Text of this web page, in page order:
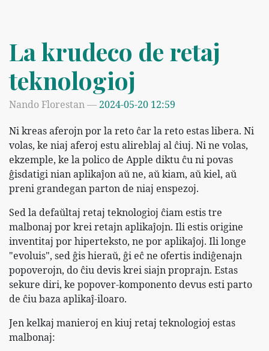
La krudeco de retaj
teknologioj
Nando Florestan
2024-05-20 12:59
Ni kreas aferojn por la reto ĉar la reto estas libera. Ni
volas, ke niaj aferoj estu alireblaj al ĉiuj. Ni ne volas,
ekzemple, ke la polico de Apple diktu ĉu ni povas
ĝisdatigi nian aplikaĵon aŭ ne, aŭ kiam, aŭ kiel, aŭ
preni grandegan parton de niaj enspezoj.
Sed la defaŭltaj retaj teknologioj ĉiam estis tre
malbonaj por krei retajn aplikaĵojn. Ili estis origine
inventitaj por hiperteksto, ne por aplikaĵoj. Ili longe
"evoluis", sed ĝis hieraŭ, ĝi eĉ ne ofertis indiĝenajn
popoverojn, do ĉiu devis krei siajn proprajn. Estas
sekure diri, ke popover-komponento devus esti parto
de ĉiu baza aplikaĵ-iloaro.
Jen kelkaj manieroj en kiuj retaj teknologioj estas
malbonaj: